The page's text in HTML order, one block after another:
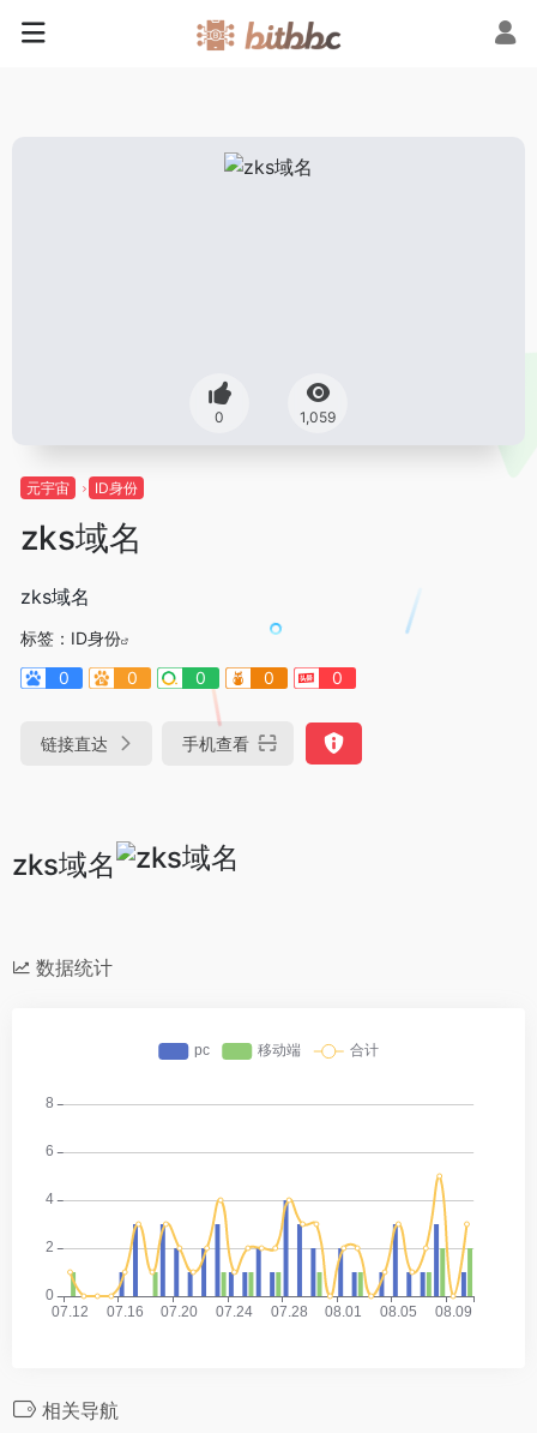
0 1,059
元宇宙 ID身份
zks域名
zks域名
标签： ID身份
0
0 0 0 0
链接直达 手机查看
zks域名
数据统计
相关导航